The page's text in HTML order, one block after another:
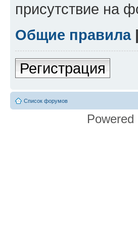
присутствие на
Общие правила|
Регистрация
Список форумов
Powered